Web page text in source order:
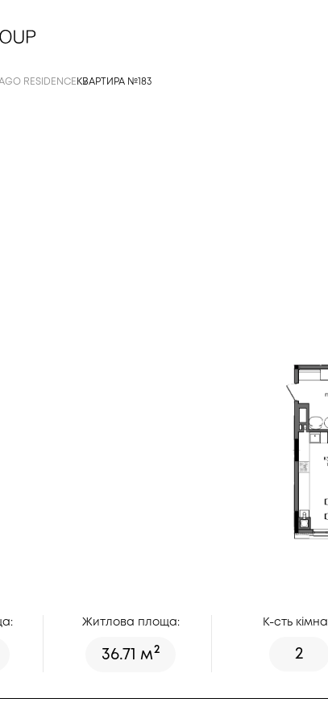
RESIDENCE КВАРТИРА №183
Житлова площа:
36.71 м2
К-сть
2